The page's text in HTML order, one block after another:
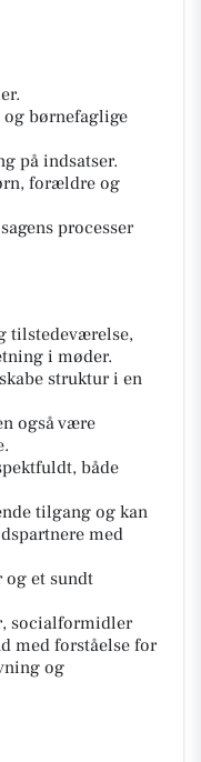
børnefaglige
på indsatser.
forældre og
processer
tilstedeværelse,
i møder.
struktur i en
også være
både
tilgang og kan
med
et sundt
socialformidler
med forståelse for
og